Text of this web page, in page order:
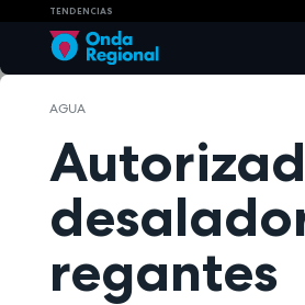
TENDENCIAS
AGUA
regantes